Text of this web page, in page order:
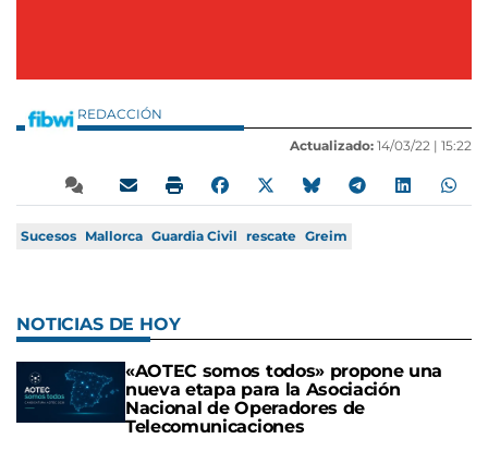
REDACCIÓN
Actualizado: 14/03/22 | 15:22
Sucesos Mallorca Guardia Civil rescate Greim
NOTICIAS DE HOY
«AOTEC somos todos» propone una
nueva etapa para la Asociación
Nacional de Operadores de
Telecomunicaciones